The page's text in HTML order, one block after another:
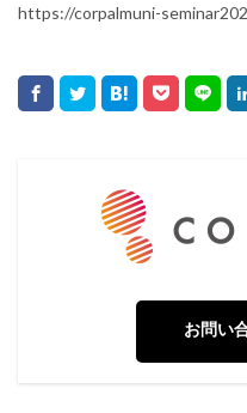
https://corpalmuni-
お問い